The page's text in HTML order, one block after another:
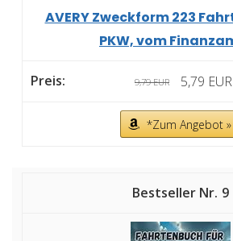
AVERY Zweckform 223
PKW, vom
9,79 EUR 5,79 EUR
*Zum Angebot »
9